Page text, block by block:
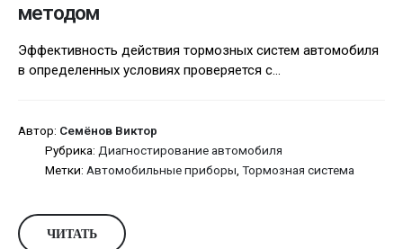
методом
Эффективность действия тормозных систем автомобиля
в определенных условиях проверяется с...
Автор: Семёнов Виктор
Рубрика: Диагностирование автомобиля
Метки: Автомобильные приборы Тормозная система
ЧИТАТЬ